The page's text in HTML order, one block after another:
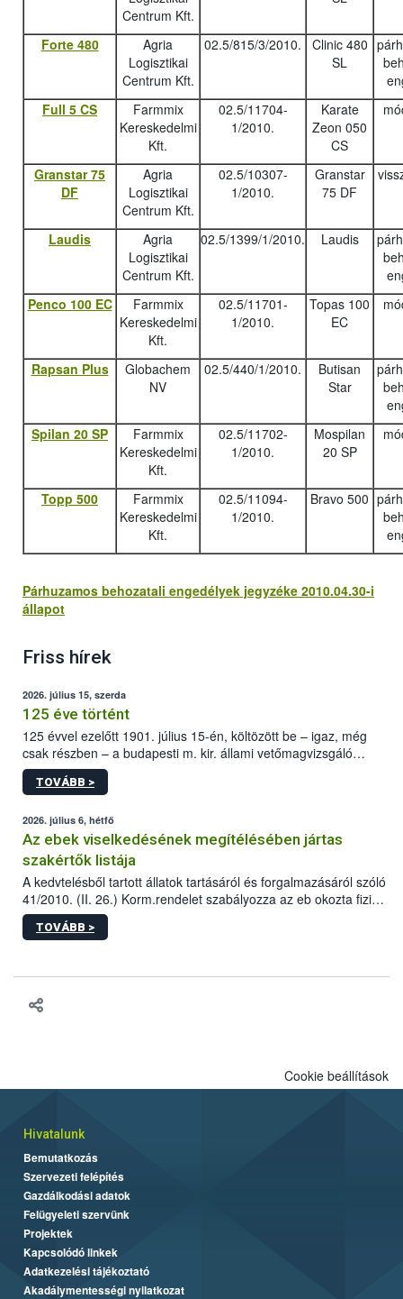
Centrum Kft.
Forte 480
Agria
Logisztikai
Centrum Kft.
02.5/815/3/2010.
Clinic 480
SL
Full 5 CS
Farmmix
Kereskedelmi
Kft.
02.5/11704-
1/2010.
Karate
Zeon 050
CS
Granstar 75
DF
Agria
Logisztikai
Centrum Kft.
02.5/10307-
1/2010.
Granstar
75 DF
Laudis
Agria
Logisztikai
Centrum Kft.
02.5/1399/1/2010. Laudis
Penco 100 EC
Farmmix
Kereskedelmi
Kft.
02.5/11701-
1/2010.
Topas 100
EC
Rapsan Plus
Globachem
NV
02.5/440/1/2010.
Butisan
Star
Spilan 20 SP
Farmmix
Kereskedelmi
Kft.
02.5/11702-
1/2010.
Mospilan
20 SP
Topp 500
Farmmix
Kereskedelmi
Kft.
02.5/11094-
1/2010.
Bravo 500
Párhuzamos behozatali engedélyek jegyzéke 2010.04.30-i
állapot
Friss hírek
2026. július 15, szerda
125 éve történt
125 évvel ezelőtt 1901. július 15-én, költözött be – igaz, még
csak részben – a budapesti m. kir. állami vetőmagvizsgáló
állomás a Kis Rókus utca 15. szám alatti, Czigler Győző által
tervezett új épületébe.
TOVÁBB >
2026. július 6, hétfő
Az ebek viselkedésének megítélésében jártas
szakértők listája
A kedvtelésből tartott állatok tartásáról és forgalmazásáról szóló
41/2010. (II. 26.) Korm.rendelet szabályozza az eb okozta fizikai
sérülés, illetve ennek veszélye keletkezésekor felmerülő
hatósági feladatokat, valamint a veszélyes eb tartását és annak
TOVÁBB >
Cookie beállítások
Hivatalunk
Bemutatkozás
Szervezeti felépítés
Gazdálkodási adatok
Felügyeleti szervünk
Projektek
Kapcsolódó linkek
Adatkezelési tájékoztató
Akadálymentességi nyilatkozat